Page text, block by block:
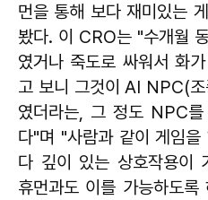
먼을 통해 보다 재미있는
봤다. 이 CRO는 "수개월
였거나 죽도로 싸워서 화
고 보니 그것이 AI NPC(
였더라는, 그 정도 NPC
다"며 "사람과 같이 게임
다 깊이 있는 상호작용이
휴먼과도 이를 가능하도